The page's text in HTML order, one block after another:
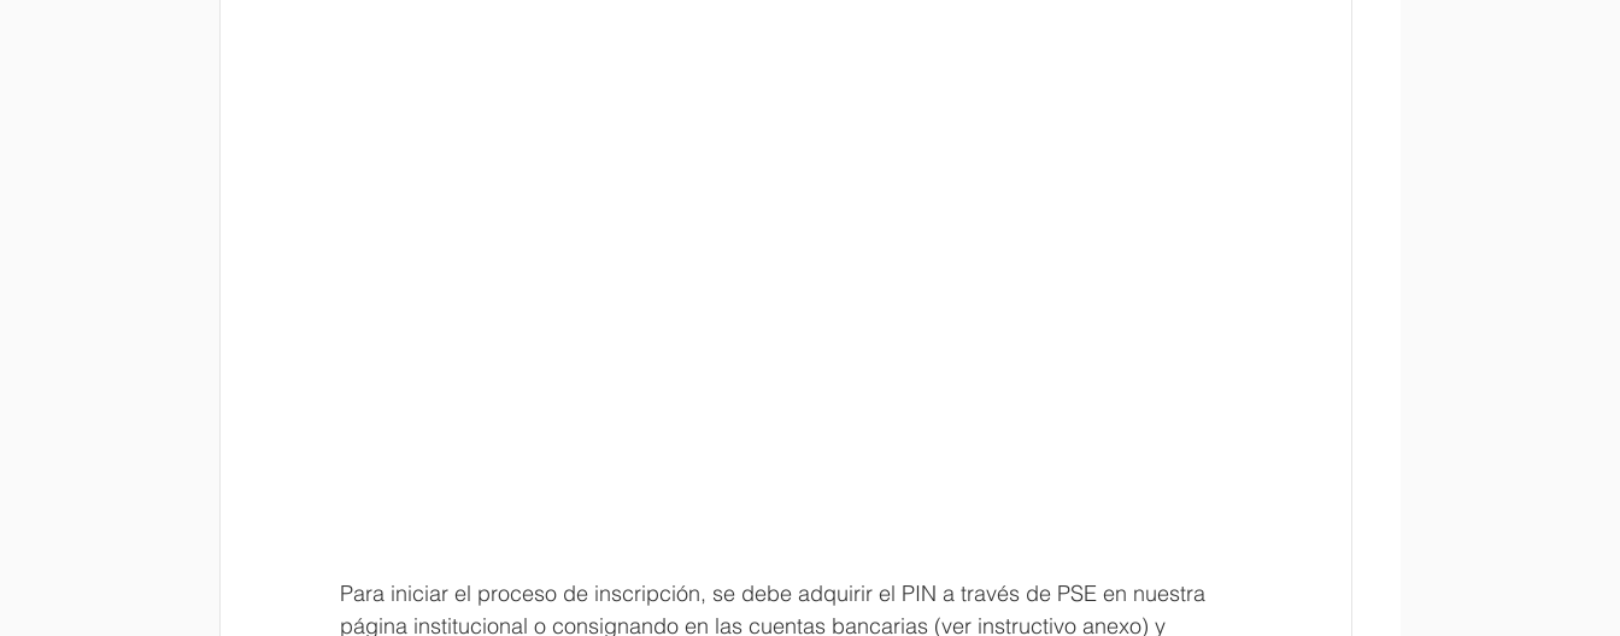
Para iniciar el proceso de inscripción, se debe adquirir el PIN a través de PSE en nuestra
página institucional o consignando en las cuentas bancarias (ver instructivo anexo) y